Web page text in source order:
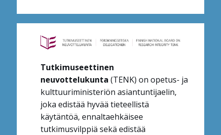
Tutkimuseettinen
neuvottelukunta (TENK) on opetus- ja
kulttuuriministeriön asiantuntijaelin,
joka edistää hyvää tieteellistä
käytäntöä, ennaltaehkäisee
tutkimusvilppiä sekä edistää